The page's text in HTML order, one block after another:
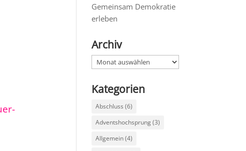
Gemeinsam Demokratie
erleben
Archiv
Archiv
Kategorien
Abschluss (6)
Adventshochsprung(3)
Allgemein(4)